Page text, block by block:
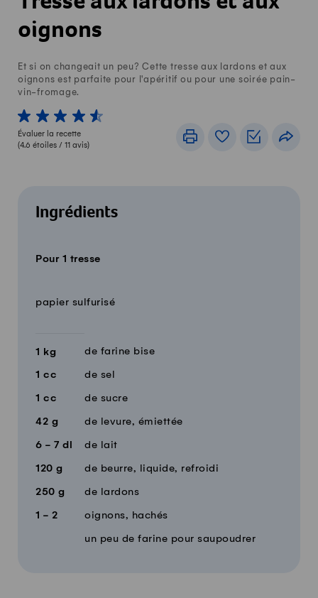
oignons
Et si on changeait un peu? Cette tresse aux lardons et aux
oignons est parfaite pour l'apéritif ou pour une soirée pain-
vin-fromage.
1 von 5 étoiles
2 von 5 étoiles
3 von 5 étoiles
4 von 5 étoiles
5 von 5 étoiles
Évaluer la recette
(4.6 étoiles / 11 avis)
ImprimerLivre de recettes
Listes de
Ingrédients
Pour 1 tresse
QuantitéIngrédients
papier sulfurisé
1 kg de farine bise
1 cc de sel
1 cc de sucre
42 g de levure, émiettée
6 - 7 dl de lait
120 g de beurre, liquide, refroidi
250 g de lardons
1 - 2 oignons, hachés
un peu de farine pour saupoudrer